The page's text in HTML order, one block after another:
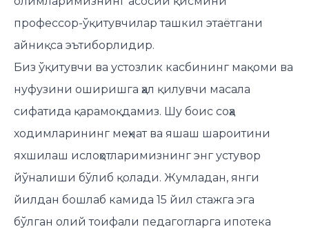
профессор-ўқитувчилар ташкил этаётгани
айниқса эътиборлидир.
Биз ўқитувчи ва устозлик касбининг мақоми ва
нуфузини оширишга ҳал қилувчи масала
сифатида қарамоқдамиз. Шу боис соҳа
ходимларининг меҳнат ва яшаш шароитини
яхшилаш ислоҳотларимизнинг энг устувор
йўналиши бўлиб қолади. Жумладан, янги
йилдан бошлаб камида 15 йил стажга эга
бўлган олий тоифали педагогларга ипотека